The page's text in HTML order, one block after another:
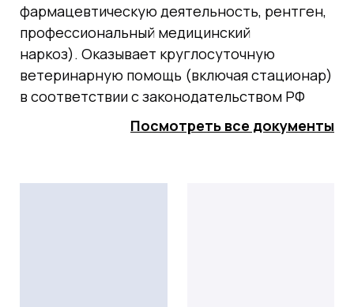
фармацевтическую деятельность, рентген,
профессиональный медицинский
наркоз). Оказывает круглосуточную
ветеринарную помощь (включая стационар)
в соответствии с законодательством РФ
Посмотреть все документы